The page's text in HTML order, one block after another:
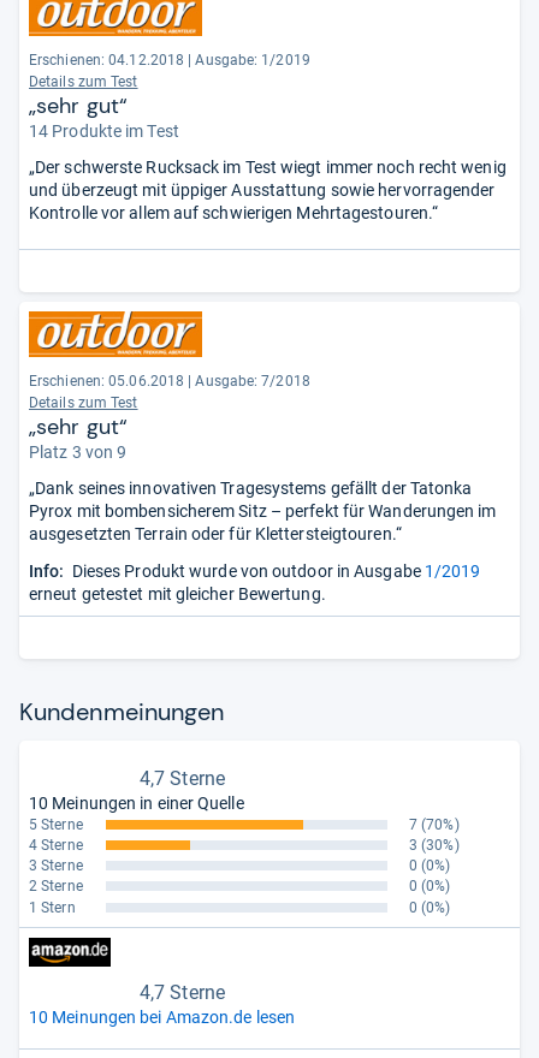
Erschienen: 04.12.2018 | Ausgabe: 1/2019
Details zum Test
„sehr gut“
14 Produkte im Test
„Der schwerste Rucksack im Test wiegt immer noch recht wenig
und überzeugt mit üppiger Ausstattung sowie hervorragender
Kontrolle vor allem auf schwierigen Mehrtagestouren.“
Erschienen: 05.06.2018 | Ausgabe: 7/2018
Details zum Test
„sehr gut“
Platz 3 von 9
„Dank seines innovativen Tragesystems gefällt der Tatonka
Pyrox mit bombensicherem Sitz – perfekt für Wanderungen im
ausgesetzten Terrain oder für Klettersteigtouren.“
Info: Dieses Produkt wurde von outdoor in Ausgabe 1/2019
erneut getestet mit gleicher Bewertung.
Kun­den­mei­nun­gen
4,7 Sterne
10 Meinungen in einer Quelle
5 Sterne 7 (70%)
4 Sterne
3 (30%)
3 Sterne
0 (0%)
2 Sterne
0 (0%)
1 Stern
0 (0%)
4,7 Sterne
10 Meinungen bei Amazon.de lesen